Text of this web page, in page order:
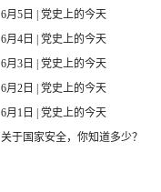
6月5日 | 党史上的今天
6月4日 | 党史上的今天
6月3日 | 党史上的今天
6月2日 | 党史上的今天
6月1日 | 党史上的今天
关于国家安全，你知道多少？